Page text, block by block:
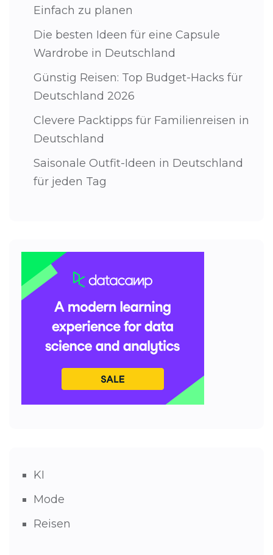
Einfach zu planen
Die besten Ideen für eine Capsule
Wardrobe in Deutschland
Günstig Reisen: Top Budget-Hacks für
Deutschland 2026
Clevere Packtipps für Familienreisen in
Deutschland
Saisonale Outfit-Ideen in Deutschland
für jeden Tag
KI
Mode
Reisen